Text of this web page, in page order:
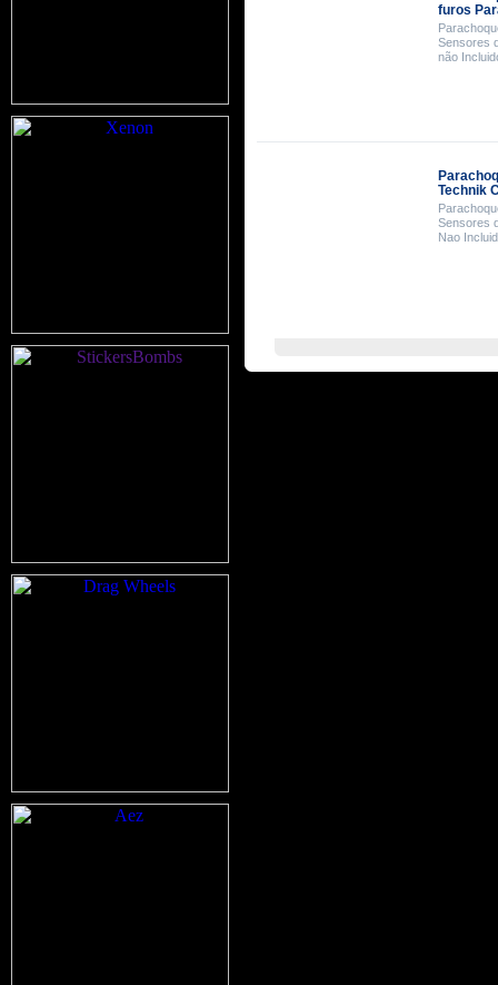
furos
Sensores
não
Technik
Sensores
Nao